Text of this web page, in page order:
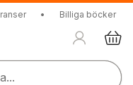
• Billiga böcker